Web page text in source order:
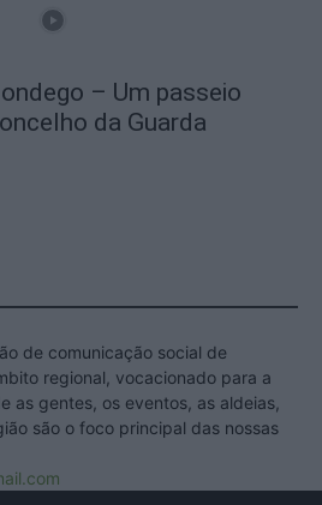
– Um passeio
da Guarda
de comunicação social de
regional, vocacionado para a
as gentes, os eventos, as aldeias,
são o foco principal das nossas